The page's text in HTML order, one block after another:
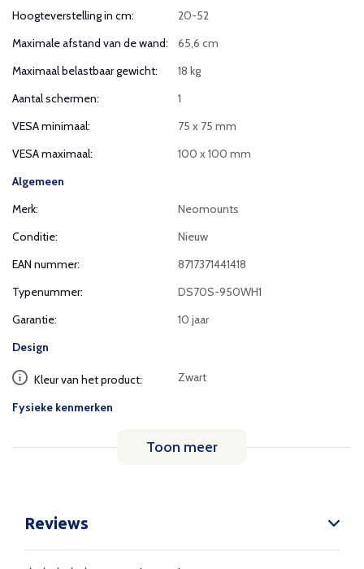
Hoogteverstelling in cm:
20-52
Maximale afstand van de wand:
65,6 cm
Maximaal belastbaar gewicht:
18 kg
Aantal schermen:
1
VESA minimaal:
75 x 75 mm
VESA maximaal:
100 x 100 mm
Algemeen
Merk:
Neomounts
Conditie:
Nieuw
EAN nummer:
8717371441418
Typenummer:
DS70S-950WH1
Garantie:
10 jaar
Design
Kleur van het product: Zwart
Fysieke kenmerken
Toon meer
Reviews